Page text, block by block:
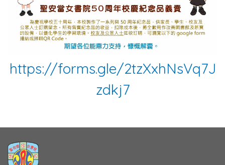
https://forms.gle/2tzXxhNsVq7J
zdkj7